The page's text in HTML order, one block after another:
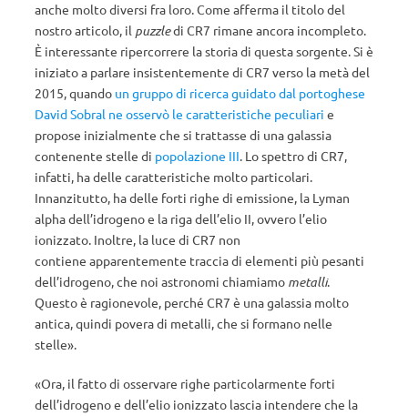
anche molto diversi fra loro. Come afferma il titolo del
nostro articolo, il puzzledi CR7 rimane ancora incompleto.
È interessante ripercorrere la storia di questa sorgente. Si è
iniziato a parlare insistentemente di CR7 verso la metà del
2015, quando un gruppo di ricerca guidato dal portoghese
David Sobral ne osservò le caratteristiche peculiari e
propose inizialmente che si trattasse di una galassia
contenente stelle di popolazione III. Lo spettro di CR7,
infatti, ha delle caratteristiche molto particolari.
Innanzitutto, ha delle forti righe di emissione, la Lyman
alpha dell’idrogeno e la riga dell’elio II, ovvero l’elio
ionizzato. Inoltre, la luce di CR7 non
contiene apparentemente traccia di elementi più pesanti
dell’idrogeno, che noi astronomi chiamiamo metalli.
Questo è ragionevole, perché CR7 è una galassia molto
antica, quindi povera di metalli, che si formano nelle
stelle».
«Ora, il fatto di osservare righe particolarmente forti
dell’idrogeno e dell’elio ionizzato lascia intendere che la